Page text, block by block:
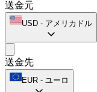
送金元
USD - アメリカドル
送金先
EUR - ユーロ